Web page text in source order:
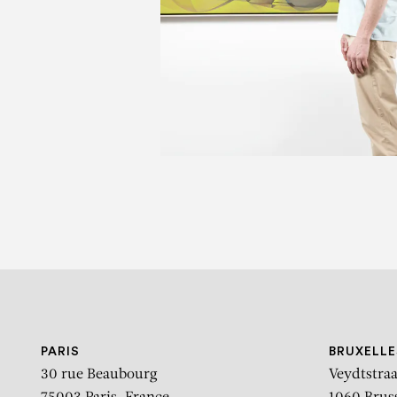
PARIS
30 rue Beaubourg